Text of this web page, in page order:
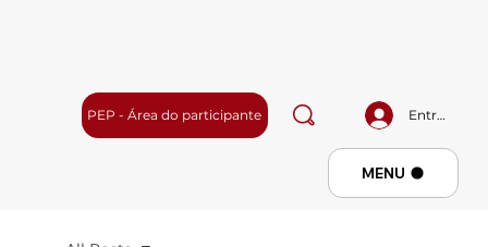
Entrar
PEP - Área do participante
Menu
MENU